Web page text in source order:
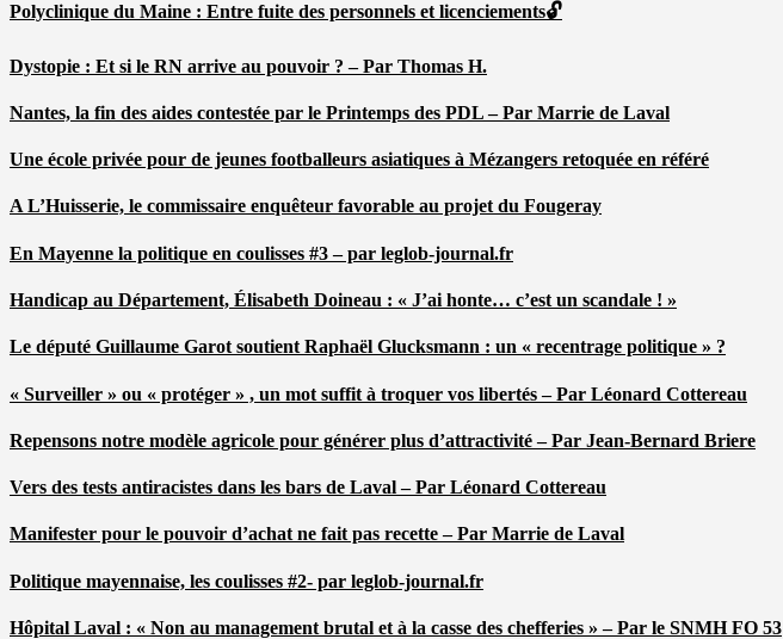
Polyclinique du Maine : Entre fuite des personnels et licenciements🔓
Dystopie : Et si le RN arrive au pouvoir ? – Par Thomas H.
Nantes, la fin des aides contestée par le Printemps des PDL – Par Marrie de Laval
Une école privée pour de jeunes footballeurs asiatiques à Mézangers retoquée en référé
A L’Huisserie, le commissaire enquêteur favorable au projet du Fougeray
En Mayenne la politique en coulisses #3 – par leglob-journal.fr
Handicap au Département, Élisabeth Doineau : « J’ai honte… c’est un scandale ! »
Le député Guillaume Garot soutient Raphaël Glucksmann : un « recentrage politique » ?
« Surveiller » ou « protéger » , un mot suffit à troquer vos libertés – Par Léonard Cottereau
Repensons notre modèle agricole pour générer plus d’attractivité – Par Jean-Bernard Briere
Vers des tests antiracistes dans les bars de Laval – Par Léonard Cottereau
Manifester pour le pouvoir d’achat ne fait pas recette – Par Marrie de Laval
Politique mayennaise, les coulisses #2- par leglob-journal.fr
Hôpital Laval : « Non au management brutal et à la casse des chefferies » – Par le SNMH FO 53